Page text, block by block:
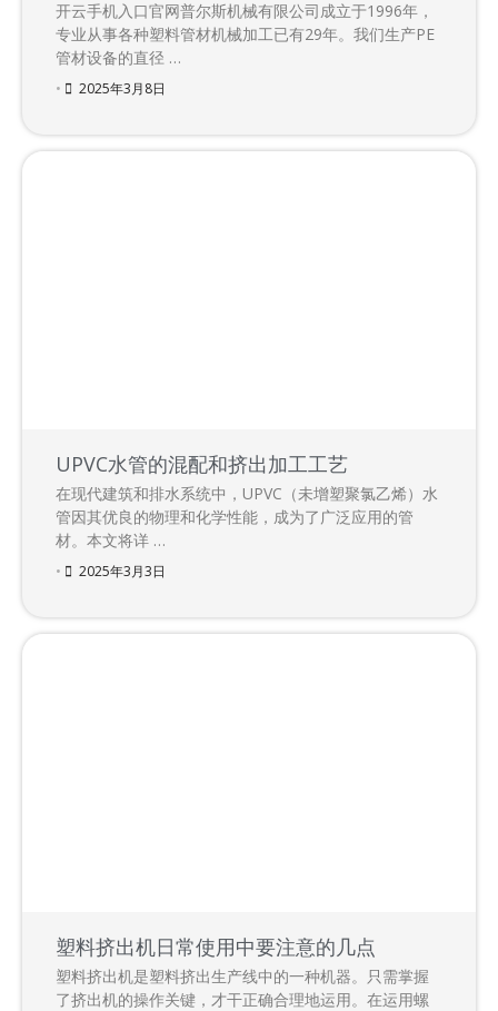
开云手机入口官网普尔斯机械有限公司成立于1996年，
专业从事各种塑料管材机械加工已有29年。我们生产PE
管材设备的直径 …
• 2025年3月8日
UPVC水管的混配和挤出加工工艺
在现代建筑和排水系统中，UPVC（未增塑聚氯乙烯）水
管因其优良的物理和化学性能，成为了广泛应用的管
材。本文将详 …
• 2025年3月3日
塑料挤出机日常使用中要注意的几点
塑料挤出机是塑料挤出生产线中的一种机器。只需掌握
了挤出机的操作关键，才干正确合理地运用。在运用螺